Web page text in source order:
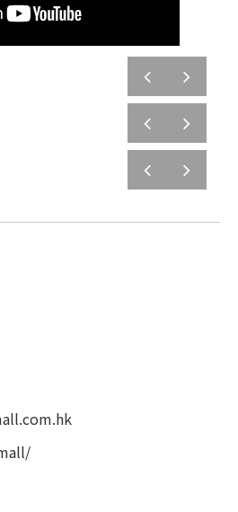
prev next
prev next
prev next